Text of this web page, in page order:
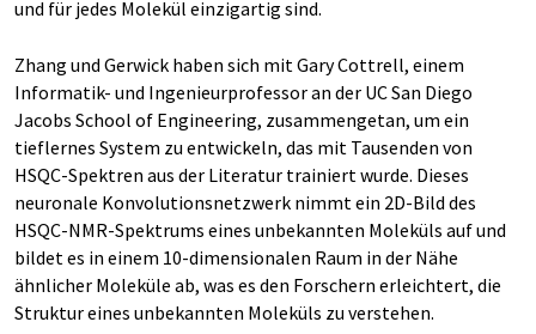
und für jedes Molekül einzigartig sind.
Zhang und Gerwick haben sich mit Gary Cottrell, einem
Informatik- und Ingenieurprofessor an der UC San Diego
Jacobs School of Engineering, zusammengetan, um ein
tieflernes System zu entwickeln, das mit Tausenden von
HSQC-Spektren aus der Literatur trainiert wurde. Dieses
neuronale Konvolutionsnetzwerk nimmt ein 2D-Bild des
HSQC-NMR-Spektrums eines unbekannten Moleküls auf und
bildet es in einem 10-dimensionalen Raum in der Nähe
ähnlicher Moleküle ab, was es den Forschern erleichtert, die
Struktur eines unbekannten Moleküls zu verstehen.